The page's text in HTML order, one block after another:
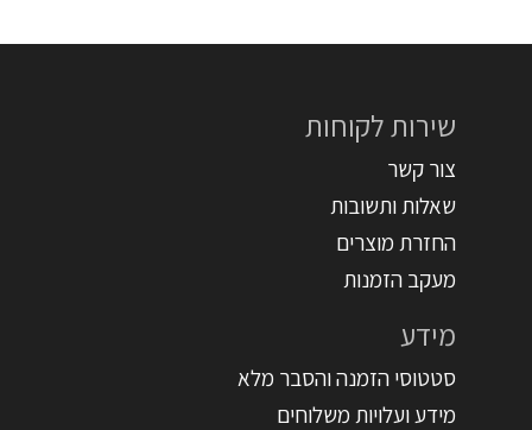
שירות לקוחות
צור קשר
שאלות ותשובות
החזרת מוצרים
מעקב הזמנות
מידע
סטטוסי הזמנה והסבר מלא
מידע ועלויות משלוחים